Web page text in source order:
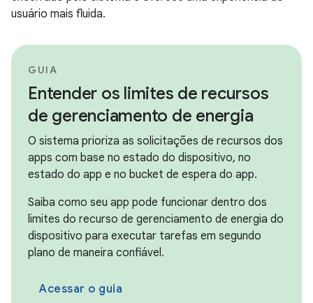
usuário mais fluida.
GUIA
Entender os limites de recursos
de gerenciamento de energia
O sistema prioriza as solicitações de recursos dos
apps com base no estado do dispositivo, no
estado do app e no bucket de espera do app.
Saiba como seu app pode funcionar dentro dos
limites do recurso de gerenciamento de energia do
dispositivo para executar tarefas em segundo
plano de maneira confiável.
Acessar o guia